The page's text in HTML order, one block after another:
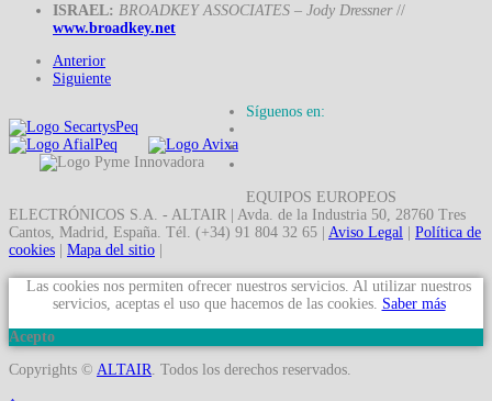
ISRAEL: BROADKEY ASSOCIATES – Jody Dressner //
www.broadkey.net
Anterior
Siguiente
Síguenos en:
EQUIPOS EUROPEOS
ELECTRÓNICOS S.A. - ALTAIR | Avda. de la Industria 50, 28760 Tres
Cantos, Madrid, España. Tél. (+34) 91 804 32 65 | Aviso Legal | Política de
cookies | Mapa del sitio |
Las cookies nos permiten ofrecer nuestros servicios. Al utilizar nuestros
servicios, aceptas el uso que hacemos de las cookies. Saber más
Acepto
Copyrights © ALTAIR. Todos los derechos reservados.